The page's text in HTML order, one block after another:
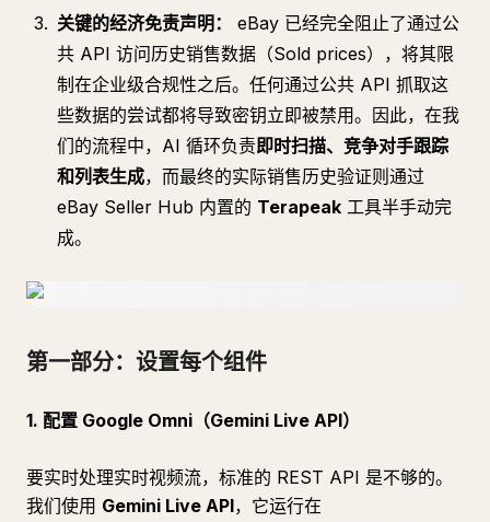
关键的经济免责声明：
eBay 已经完全阻止了通过公
共 API 访问历史销售数据（Sold prices），将其限
制在企业级合规性之后。任何通过公共 API 抓取这
些数据的尝试都将导致密钥立即被禁用。因此，在我
们的流程中，AI 循环负责即时扫描、竞争对手跟踪
和列表生成，而最终的实际销售历史验证则通过
eBay Seller Hub 内置的 Terapeak 工具半手动完
成。
第一部分：设置每个组件
1. 配置 Google Omni（Gemini Live API）
要实时处理实时视频流，标准的 REST API 是不够的。
我们使用 Gemini Live API，它运行在